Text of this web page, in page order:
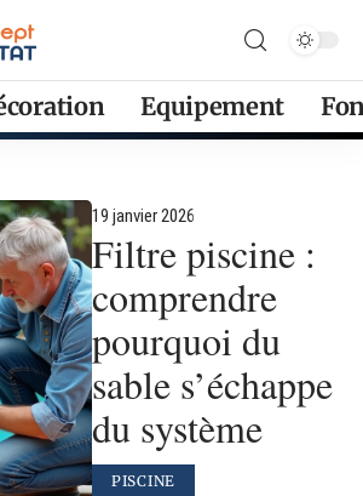
Equipement
19 janvier 2026
Filtre piscine :
comprendre
pourquoi du
sable s’échappe
du système
PISCINE